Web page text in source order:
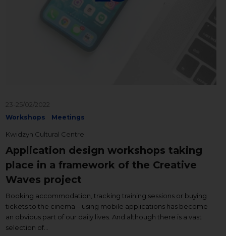
23-25/02/2022
Workshops Meetings
Kwidzyn Cultural Centre
Application design workshops taking
place in a framework of the Creative
Waves project
Booking accommodation, tracking training sessions or buying
tickets to the cinema – using mobile applications has become
an obvious part of our daily lives. And although there is a vast
selection of...